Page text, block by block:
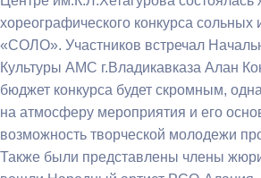
хореографического конкурса сольных
«СОЛО». Участников встречал
Культуры АМС г.Владикавказа Алан
бюджет конкурса будет скромным,
на атмосферу мероприятия и его
возможность творческой молодежи
Также были представлены члены